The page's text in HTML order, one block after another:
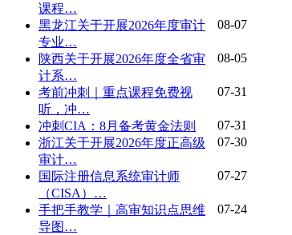
课程…
08-07
黑龙江关于开展2026年度审计
专业…
08-05
陕西关于开展2026年度全省审
计系…
07-31
考前冲刺｜重点课程免费视
听，冲…
07-31
冲刺CIA：8月备考黄金法则
07-30
浙江关于开展2026年度正高级
审计…
07-27
国际注册信息系统审计师
（CISA）…
07-24
手把手教学｜高审知识点思维
导图…